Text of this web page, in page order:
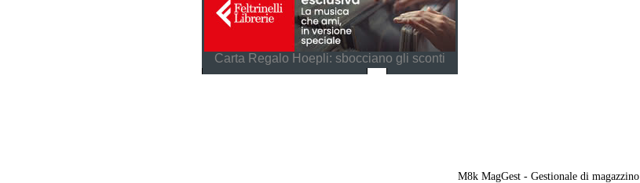
Carta Regalo Hoepli: sbocciano gli sconti
M8k MagGest - Gestionale di magazzino